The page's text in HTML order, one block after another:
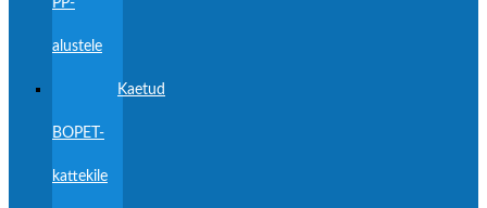
PP-
alustele
Kaetud
BOPET-
kattekile